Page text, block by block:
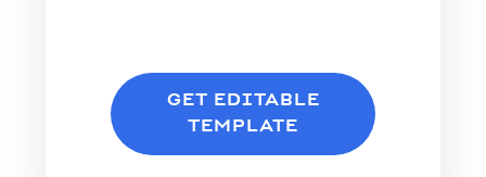
GET EDITABLE
TEMPLATE